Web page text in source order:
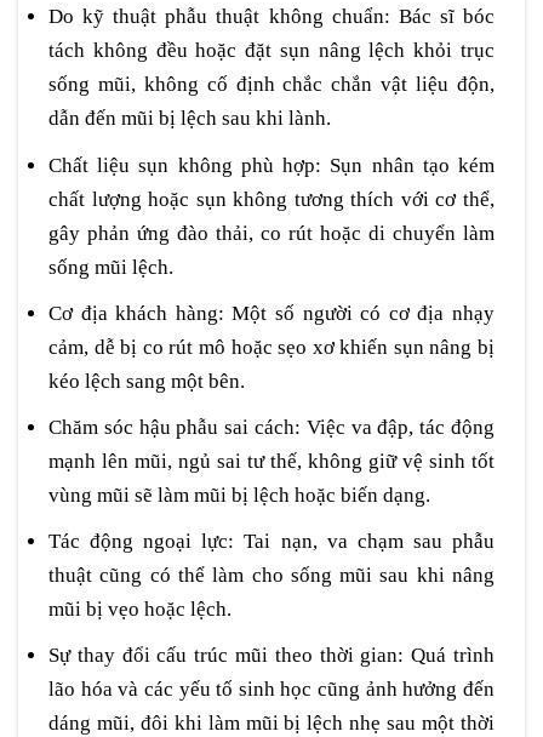
Do kỹ thuật phẫu thuật không chuẩn: Bác sĩ bóc
tách không đều hoặc đặt sụn nâng lệch khỏi trục
sống mũi, không cố định chắc chắn vật liệu độn,
dẫn đến mũi bị lệch sau khi lành.
Chất liệu sụn không phù hợp: Sụn nhân tạo kém
chất lượng hoặc sụn không tương thích với cơ thể,
gây phản ứng đào thải, co rút hoặc di chuyển làm
sống mũi lệch.
Cơ địa khách hàng: Một số người có cơ địa nhạy
cảm, dễ bị co rút mô hoặc sẹo xơ khiến sụn nâng bị
kéo lệch sang một bên.
Chăm sóc hậu phẫu sai cách: Việc va đập, tác động
mạnh lên mũi, ngủ sai tư thế, không giữ vệ sinh tốt
vùng mũi sẽ làm mũi bị lệch hoặc biến dạng.
Tác động ngoại lực: Tai nạn, va chạm sau phẫu
thuật cũng có thể làm cho sống mũi sau khi nâng
mũi bị vẹo hoặc lệch.
Sự thay đổi cấu trúc mũi theo thời gian: Quá trình
lão hóa và các yếu tố sinh học cũng ảnh hưởng đến
dáng mũi, đôi khi làm mũi bị lệch nhẹ sau một thời